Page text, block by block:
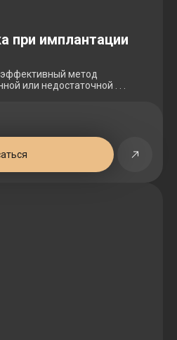
при имплантации
эффективный метод
или недостаточной . . .